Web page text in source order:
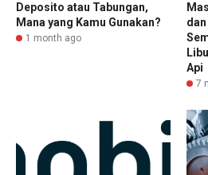
Deposito atau Tabungan,
Mana yang Kamu Gunakan?
1 month ago
Api
7